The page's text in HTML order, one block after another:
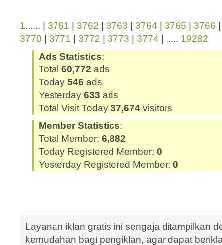
1...... | 3761 3762 3763 3764 3765 3766
3770
3771 3772 3773 3774 | ..... 19282
Ads Statistics:
Total 60,772 ads
Today 546 ads
Yesterday 633 ads
Total Visit Today 37,674 visitors
Member Statistics:
Total Member: 6,882
Today Registered Member: 0
Yesterday Registered Member: 0
Layanan iklan gratis ini sengaja ditampilkan
kemudahan bagi pengiklan, agar dapat